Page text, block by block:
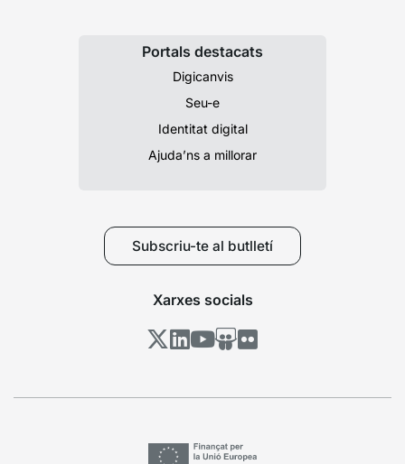
Portals destacats
Digicanvis
Seu-e
Identitat digital
Ajuda’ns a millorar
Subscriu-te al butlletí
Xarxes socials